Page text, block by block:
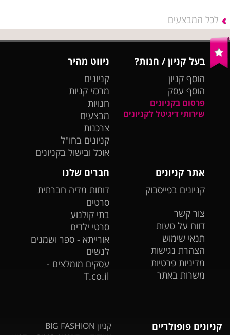
לכל המבצעים
בעל קניון / חנות?
הוסף קניון
הוסף עסק
פרסום בקניונים
שירותי דיגיטל לקניונים
ניווט מהיר
קניונים
מרכזי קניות
חנויות
מבצעים
צרכנות
קניונים בחו"ל
אוכל ובישול בקניונים
אתר קניונים
קניונים בפייסבוק
צור קשר
דווח על טעות
תנאי שימוש
הצהרת נגישות
מדיניות פרטיות
משרות באתר
חברים שלנו
דוחות מדיה חברתית
סרטים
בתי קולנוע
סרטי ילדים
אורייתא - ספר ושמנים
לנשים
עסקים מומלצים -
T.co.il
קניונים פופולריים
קניון BIG FASHION